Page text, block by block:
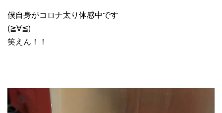
僕自身がコロナ太り体感中です
(≧∀≦)
笑えん！！